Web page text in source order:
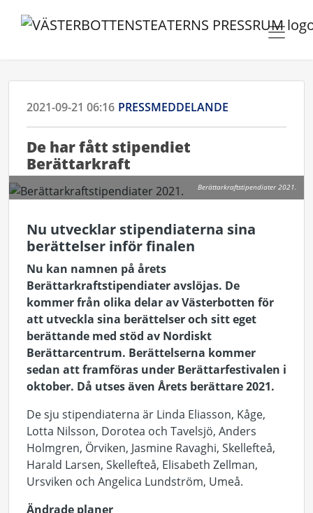
2021-09-21 06:16 PRESSMEDDELANDE
De har fått stipendiet
Berättarkraft
Berättarkraftstipendiater 2021.
Nu utvecklar stipendiaterna sina
berättelser inför finalen
Nu kan namnen på årets
Berättarkraftstipendiater avslöjas. De
kommer från olika delar av Västerbotten för
att utveckla sina berättelser och sitt eget
berättande med stöd av Nordiskt
Berättarcentrum. Berättelserna kommer
sedan att framföras under Berättarfestivalen i
oktober. Då utses även Årets berättare 2021.
De sju stipendiaterna är Linda Eliasson, Kåge,
Lotta Nilsson, Dorotea och Tavelsjö, Anders
Holmgren, Örviken, Jasmine Ravaghi, Skellefteå,
Harald Larsen, Skellefteå, Elisabeth Zellman,
Ursviken och Angelica Lundström, Umeå.
Ändrade planer